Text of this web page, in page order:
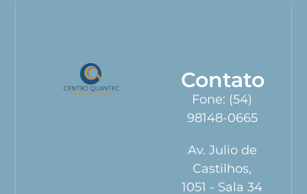
Contato
Fone: (54)
98148-0665
Av. Julio de
Castilhos,
1051 - Sala 34